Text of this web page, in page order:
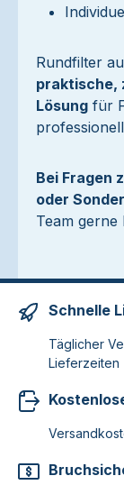
Rundfilter
praktische,
Lösung für
Bei Fragen
oder
Team gerne
Schnelle
Täglicher
Lieferzeiten